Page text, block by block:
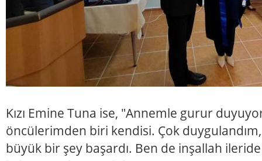
Kızı Emine Tuna ise, "Annemle gurur
öncülerimden biri kendisi. Çok
büyük bir şey başardı. Ben de inşallah ileride